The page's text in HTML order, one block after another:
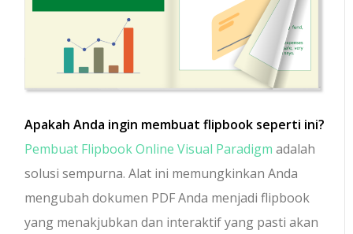
Apakah Anda ingin membuat flipbook seperti ini?
Pembuat Flipbook Online Visual Paradigm adalah
solusi sempurna. Alat ini memungkinkan Anda
mengubah dokumen PDF Anda menjadi flipbook
yang menakjubkan dan interaktif yang pasti akan